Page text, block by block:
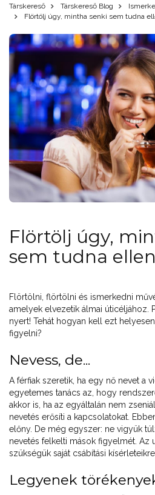
Társkereső Társkereső Blog
Flörtölj úgy, mintha senki sem tudna
Flörtölj úgy,
sem tudna
Flörtölni, flörtölni és ismerkedni
amelyek elvezetik álmai úticéljához.
nyert! Tehát hogyan kell ezt
figyelni?
Nevess, de...
A férfiak szeretik, ha egy nő nevet a
egyetemes tanács az, hogy
akkor is, ha az egyáltalán nem
nevetés erősíti a kapcsolatokat.
előny. De még egyszer: ne vigyük
nevetés felkelti mások figyelmét. Az
szükségük saját csábítási
Legyenek